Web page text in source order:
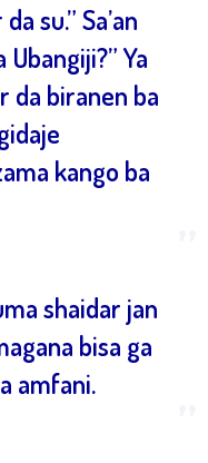
su.” Sa’an
Ubangiji?” Ya
da biranen ba
kango ba
shaidar jan
bisa ga
amfani.